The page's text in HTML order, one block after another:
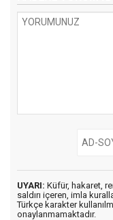
UYARI: Küfür, hakaret,
saldırı içeren, imla
Türkçe karakter
onaylanmamaktadır.